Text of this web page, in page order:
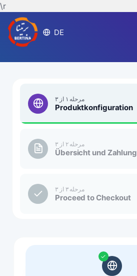
\r
DE
مرحله ۱ از ۳
Produktkonfiguration
مرحله ۲ از ۳
Übersicht und Zahlung
مرحله ۳ از ۳
Proceed to Checkout